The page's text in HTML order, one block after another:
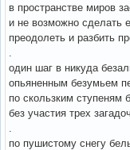
в пространстве миров
и не возможно сделать
преодолеть и разбить
один шаг в никуда
опьяненным безумьем
по скользким ступеням
без участия трех
по пушистому снегу